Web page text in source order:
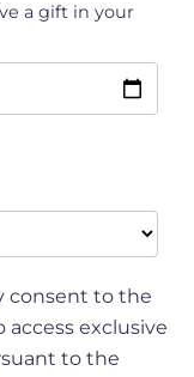
a gift in your
consent to the
exclusive
to the